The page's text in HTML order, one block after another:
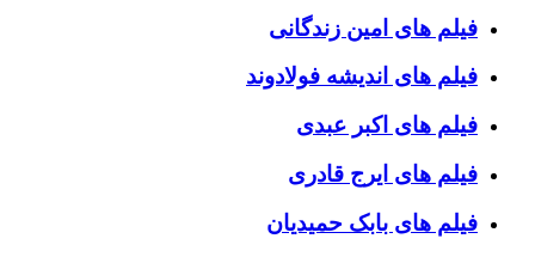
فیلم های امین زندگانی
فیلم های اندیشه فولادوند
فیلم های اکبر عبدی
فیلم های ایرج قادری
فیلم های بابک حمیدیان